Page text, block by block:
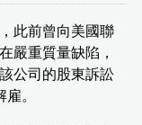
此前曾向美國聯
嚴重質量缺陷，
公司的股東訴訟
。